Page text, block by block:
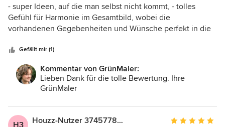
5
von
5
- super Ideen, auf die man selbst nicht kommt, - tolles
Gefühl für Harmonie im Gesamtbild, wobei die
vorhandenen Gegebenheiten und Wünsche perfekt in die
ein Garten entstanden, der das zu Hause zu etwas
besonderem gemacht hat. Jederzeit wieder!!!
Gefällt mir (1)
Kommentar von GrünMaler:
Lieben Dank für die tolle Bewertung. Ihre
GrünMaler
H3 Houzz-Nutzer 374577877